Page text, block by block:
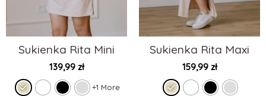
Sukienka Rita Mini
139,99 zł
+1 More
Sukienka Rita Maxi
159,99 zł